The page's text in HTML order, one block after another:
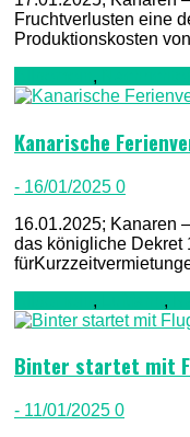
Fruchtverlusten eine
Produktionskosten
,
Kanarische
- 16/01/2025 0
16.01.2025; Kanaren
das königliche Dekret
, ,
Binter startet mit
- 11/01/2025 0